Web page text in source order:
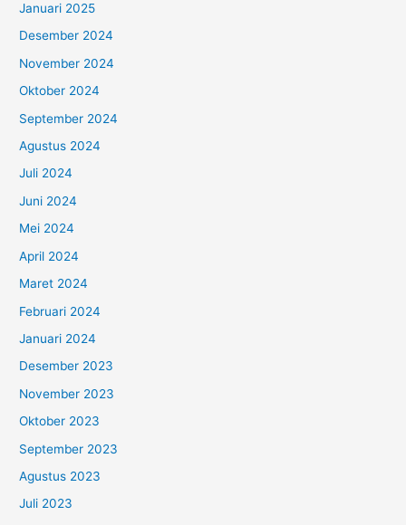
Januari 2025
Desember 2024
November 2024
Oktober 2024
September 2024
Agustus 2024
Juli 2024
Juni 2024
Mei 2024
April 2024
Maret 2024
Februari 2024
Januari 2024
Desember 2023
November 2023
Oktober 2023
September 2023
Agustus 2023
Juli 2023